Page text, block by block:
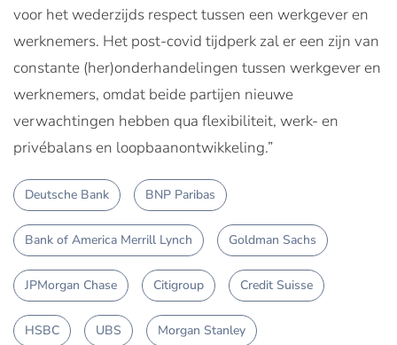
voor het wederzijds respect tussen een werkgever en
werknemers. Het post-covid tijdperk zal er een zijn van
constante (her)onderhandelingen tussen werkgever en
werknemers, omdat beide partijen nieuwe
verwachtingen hebben qua flexibiliteit, werk- en
privébalans en loopbaanontwikkeling.”
Deutsche Bank BNP Paribas
Bank of America Merrill Lynch Goldman Sachs
JPMorgan Chase Citigroup Credit Suisse
HSBC UBS Morgan Stanley